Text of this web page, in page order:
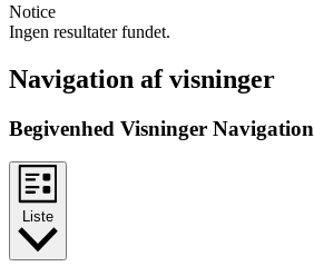
Notice
Ingen resultater fundet.
Navigation af visninger
Begivenhed Visninger Navigation
Liste